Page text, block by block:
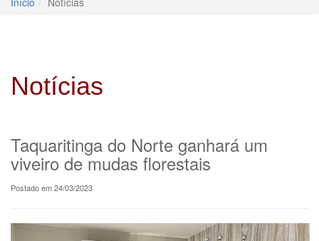
Notícias
Taquaritinga do Norte ganhará um
viveiro de mudas florestais
Postado em 24/03/2023